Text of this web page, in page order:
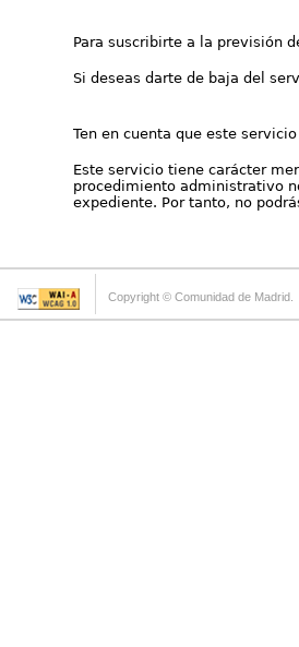
Para suscribirte a la previsión
Si deseas darte de baja del
Ten en cuenta que este
Este servicio tiene carácter
procedimiento administrativo
expediente. Por tanto, no
Copyright © Comunidad de Madrid.